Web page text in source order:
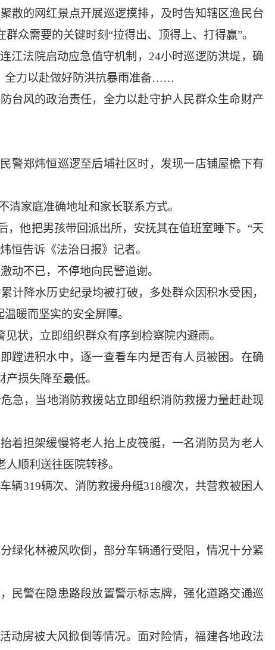
散的网红景点开展巡逻摸排，及时告知辖区渔民台
众需要的关键时刻“拉得出、顶得上、打得赢”。
江法院启动应急值守机制，24小时巡逻防洪堤，确
全力以赴做好防洪抗暴雨准备……
台风的政治责任，全力以赴守护人民群众生命财产
警郑炜恒巡逻至后埔社区时，发现一店铺屋檐下有
家庭准确地址和家长联系方式。
他把男孩带回派出所，安抚其在值班室睡下。“天
恒告诉《法治日报》记者。
动不已，不停地向民警道谢。
计降水历史纪录均被打破，多处群众因积水受困，
暖而坚实的安全屏障。
状，立即组织群众有序到检察院内避雨。
蹚进积水中，逐一查看车内是否有人员被困。在确
损失降至最低。
急，当地消防救援站立即组织消防救援力量赶赴现
着担架缓慢将老人抬上皮筏艇，一名消防员为老人
顺利送往医院转移。
辆319辆次、消防救援舟艇318艘次，共营救被困人
绿化林被风吹倒，部分车辆通行受阻，情况十分紧
民警在隐患路段放置警示标志牌，强化道路交通巡
动房被大风掀倒等情况。面对险情，福建各地政法